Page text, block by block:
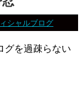
シャルブログ
グを過疎らない